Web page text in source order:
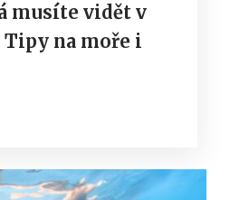
musíte vidět v
na moře i